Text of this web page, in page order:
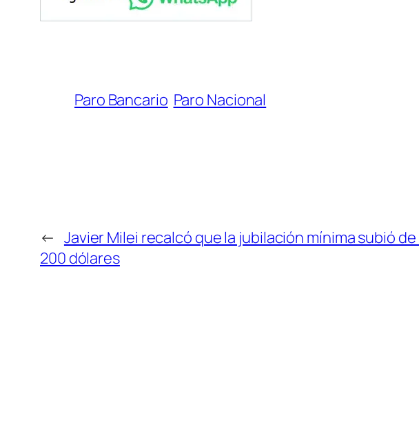
Paro Bancario Paro Nacional
← Javier Milei recalcó que la jubilación mínima subió de
200 dólares